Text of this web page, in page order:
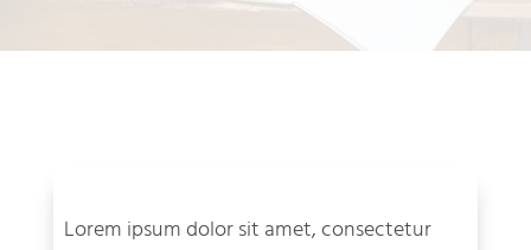
Lorem ipsum dolor sit amet, consectetur